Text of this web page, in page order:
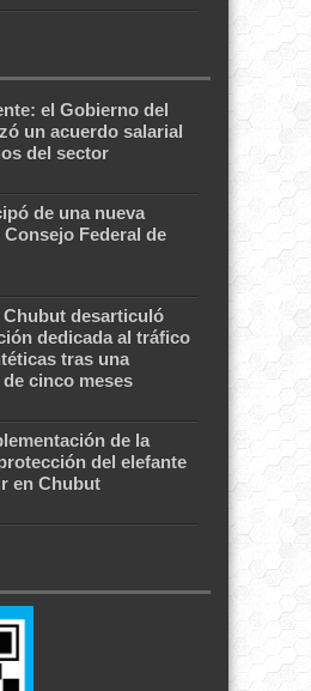
el Gobierno del
un acuerdo salarial
del sector
de una nueva
Federal de
Chubut desarticuló
dedicada al tráfico
tras una
cinco meses
de la
del elefante
en Chubut